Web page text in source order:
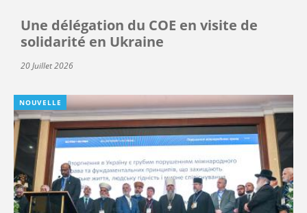
Une délégation du COE en visite de
solidarité en Ukraine
20 Juillet 2026
NOUVELLE